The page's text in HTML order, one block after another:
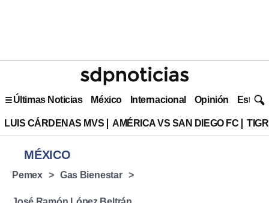
Últimas Noticias México Internacional Opinión Estilo
LUIS CÁRDENAS MVS AMÉRICA VS SAN DIEGO FC
MÉXICO
Pemex Gas Bienestar